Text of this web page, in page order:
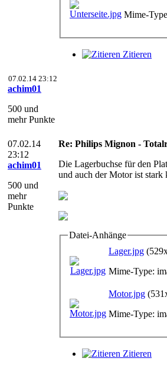
Mime-
Zitieren
07.02.14 23:12
achim01
500 und
mehr Punkte
07.02.14
23:12
achim01
500 und
mehr
Punkte
Re: Philips Mignon -
Die Lagerbuchse für den
und auch der Motor ist stark
Datei-Anhänge
Lager.jpg
Mime-Type:
Motor.jpg
Mime-Type:
Zitieren